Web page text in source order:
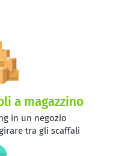
a magazzino
in un negozio
tra gli scaffali